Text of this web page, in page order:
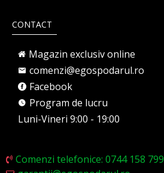
CONTACT
Magazin exclusiv online
comenzi@egospodarul.ro
Facebook
Program de lucru
Luni-Vineri 9:00 - 19:00
Comenzi telefonice: 0744 158 799